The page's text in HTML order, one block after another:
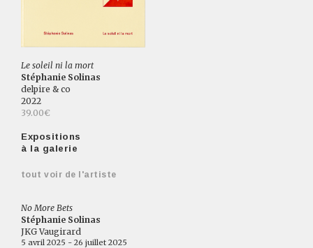
Le soleil ni la mort
Stéphanie Solinas
delpire & co
2022
39.00€
Expositions
à la galerie
tout voir de l'artiste
No More Bets
Stéphanie Solinas
JKG Vaugirard
5 avril 2025 - 26 juillet 2025